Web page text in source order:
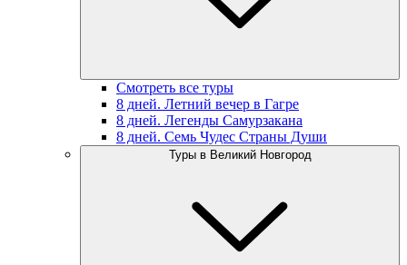
Смотреть все туры
8 дней. Летний вечер в Гагре
8 дней. Легенды Самурзакана
8 дней. Семь Чудес Страны Души
Туры в Великий Новгород